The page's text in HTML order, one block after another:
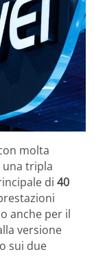
molta
tripla
di 40
anche per il
versione
sui due